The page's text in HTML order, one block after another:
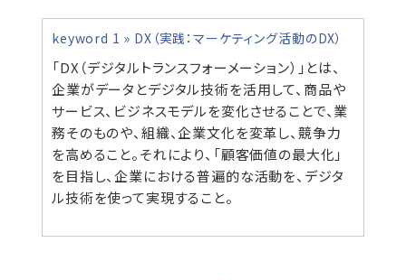
keyword 1 » DX（実践：マーケティング活動のDX）
「DX（デジタルトランスフォーメーション）」とは、
企業がデータとデジタル技術を活用して、商品や
サービス、ビジネスモデルを変化させることで、業
務そのものや、組織、企業文化を変革し、競争力
を高めること。それにより、「顧客価値の最大化」
を目指し、企業における普遍的な活動を、デジタ
ル技術を使って実現すること。